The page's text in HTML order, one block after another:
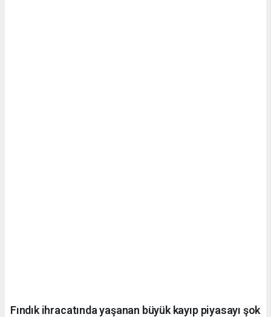
Fındık ihracatında yaşanan büyük kayıp piyasayı şok